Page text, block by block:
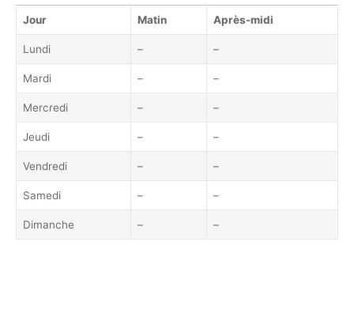
Jour Matin Après-midi
Lundi – –
Mardi – –
Mercredi – –
Jeudi – –
Vendredi – –
Samedi – –
Dimanche – –